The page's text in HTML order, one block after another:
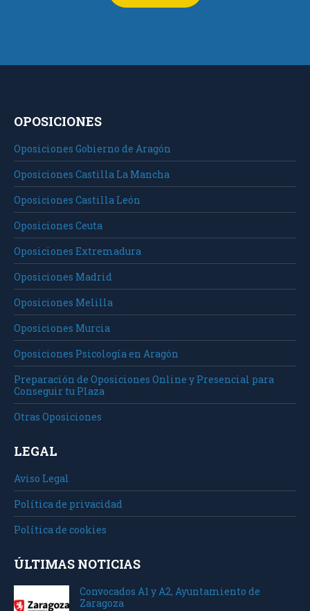
OPOSICIONES
Oposiciones Gobierno de Aragón
Oposiciones Castilla La Mancha
Oposiciones Castilla León
Oposiciones Ceuta
Oposiciones Extremadura
Oposiciones Madrid
Oposiciones Melilla
Oposiciones Murcia
Oposiciones Psicología en Aragón
Preparación de Oposiciones Online y Presencial para
Conseguir tu Plaza
Otras Oposiciones
LEGAL
Aviso Legal
Política de privacidad
Política de cookies
ÚLTIMAS NOTICIAS
Convocados A1 y A2, Ayuntamiento de
Zaragoza